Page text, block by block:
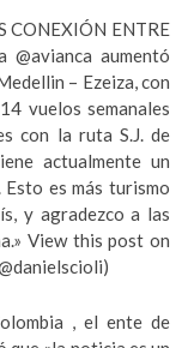
CONEXIÓN ENTRE
@avianca aumentó
– Ezeiza, con
vuelos semanales
con la ruta S.J. de
actualmente un
es más turismo
y agradezco a las
View this post on
, el ente de